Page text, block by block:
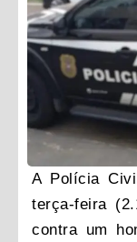
A Polícia
terça-feira
contra um